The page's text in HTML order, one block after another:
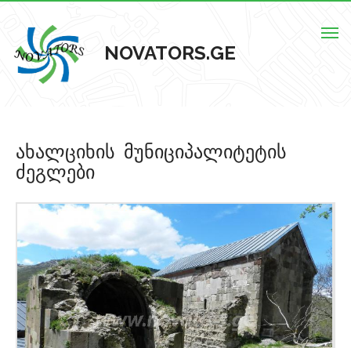
NOVATORS.GE
ჩვენს შესახებ
ძეგლების რუკა
კონტაქტი
ახალციხის მუნიციპალიტეტის
ძეგლები